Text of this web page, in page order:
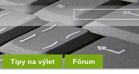
Tipy na výlet Fórum